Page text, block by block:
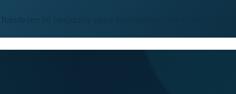
bij langdurig zieke werknemers Als ondernemer